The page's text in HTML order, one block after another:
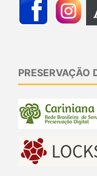
PRESERVAÇÃO